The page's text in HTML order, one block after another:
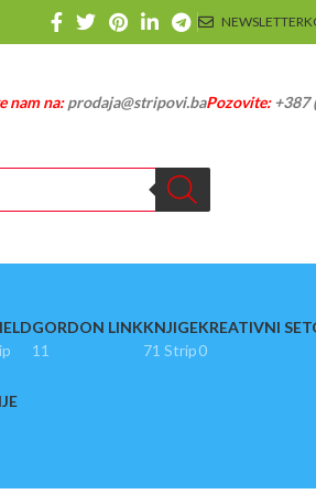
NEWSLETTER
nam na:prodaja@stripovi.baPozovite:+387
GORDON LINK
11
KNJIGE
71 Strip
KREATIVNI
0